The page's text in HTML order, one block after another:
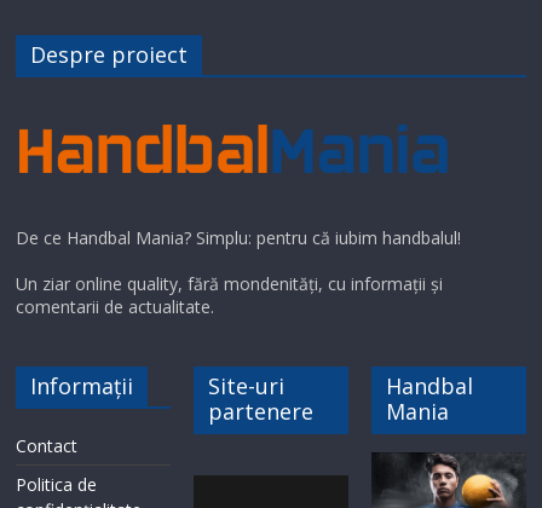
Despre proiect
De ce Handbal Mania? Simplu: pentru că iubim handbalul!
Un ziar online quality, fără mondenități, cu informații și
comentarii de actualitate.
Informații
Contact
Politica de
Site-uri
partenere
Handbal
Mania